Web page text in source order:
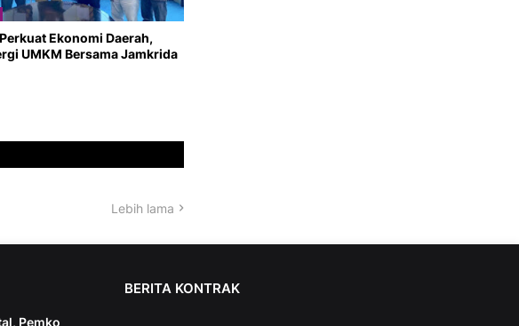
Ekonomi Daerah,
UMKM Bersama Jamkrida
Lebih lama
Pemko
BERITA KONTRAK